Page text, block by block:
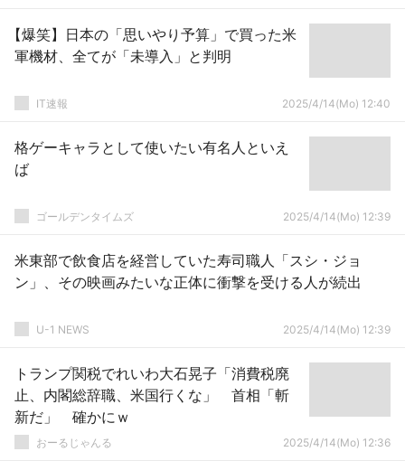
【爆笑】日本の「思いやり予算」で買った米
軍機材、全てが「未導入」と判明
IT速報 2025/4/14(Mo) 12:40
格ゲーキャラとして使いたい有名人といえ
ば
ゴールデンタイムズ 2025/4/14(Mo) 12:39
米東部で飲食店を経営していた寿司職人「スシ・ジョ
ン」、その映画みたいな正体に衝撃を受ける人が続出
U-1 NEWS 2025/4/14(Mo) 12:39
トランプ関税でれいわ大石晃子「消費税廃
止、内閣総辞職、米国行くな」 首相「斬
新だ」 確かにｗ
おーるじゃんる 2025/4/14(Mo) 12:36